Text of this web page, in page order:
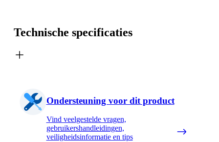
Technische specificaties
Ondersteuning voor dit product
Vind veelgestelde vragen,
gebruikershandleidingen,
veiligheidsinformatie en tips